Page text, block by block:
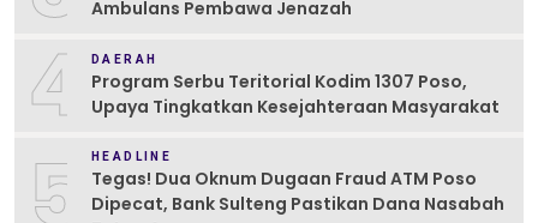
Ambulans Pembawa Jenazah
4 DAERAH
Program Serbu Teritorial Kodim 1307 Poso,
Upaya Tingkatkan Kesejahteraan Masyarakat
5 HEADLINE
Tegas! Dua Oknum Dugaan Fraud ATM Poso
Dipecat, Bank Sulteng Pastikan Dana Nasabah